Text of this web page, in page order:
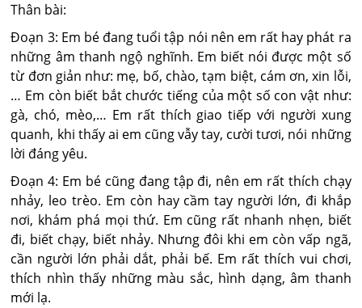
Thân bài:
Đoạn 3: Em bé đang tuổi tập nói nên em rất hay phát ra
những âm thanh ngộ nghĩnh. Em biết nói được một số
từ đơn giản như: mẹ, bố, chào, tạm biệt, cám ơn, xin lỗi,
… Em còn biết bắt chước tiếng của một số con vật như:
gà, chó, mèo,… Em rất thích giao tiếp với người xung
quanh, khi thấy ai em cũng vẫy tay, cười tươi, nói những
lời đáng yêu.
Đoạn 4: Em bé cũng đang tập đi, nên em rất thích chạy
nhảy, leo trèo. Em còn hay cầm tay người lớn, đi khắp
nơi, khám phá mọi thứ. Em cũng rất nhanh nhẹn, biết
đi, biết chạy, biết nhảy. Nhưng đôi khi em còn vấp ngã,
cần người lớn phải dắt, phải bế. Em rất thích vui chơi,
thích nhìn thấy những màu sắc, hình dạng, âm thanh
mới lạ.